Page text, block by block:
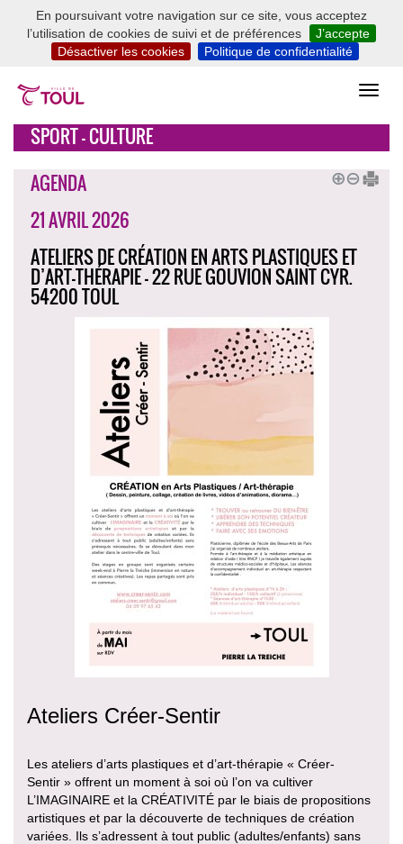
En poursuivant votre navigation sur ce site, vous acceptez
l’utilisation de cookies de suivi et de préférences
J’accepte
Désactiver les cookies
Politique de confidentialité
SPORT - CULTURE
AGENDA
21 AVRIL 2026
ATELIERS DE CRÉATION EN ARTS PLASTIQUES ET
D’ART-THÉRAPIE - 22 RUE GOUVION SAINT CYR.
54200 TOUL
Ateliers Créer-Sentir
Les ateliers d’arts plastiques et d’art-thérapie « Créer-
Sentir » offrent un moment à soi où l’on va cultiver
L’IMAGINAIRE et la CRÉATIVITÉ par le biais de propositions
artistiques et par la découverte de techniques de création
variées. Ils s’adressent à tout public (adultes/enfants) sans